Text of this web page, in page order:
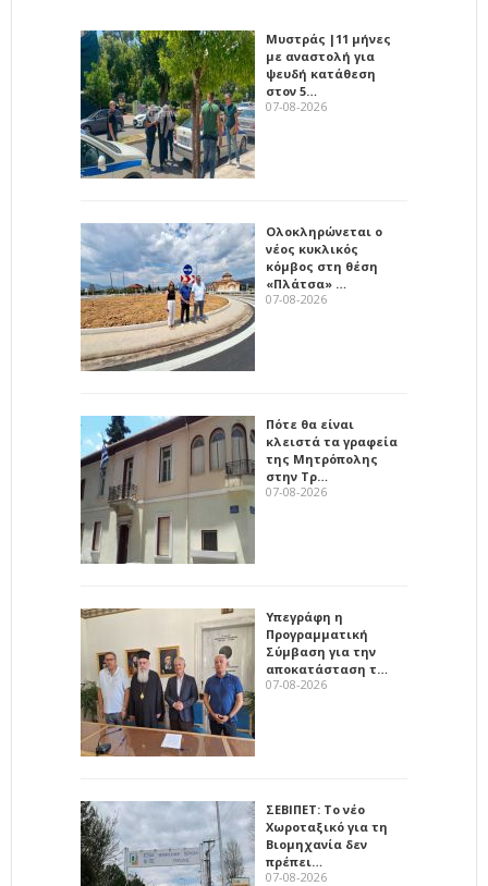
Μυστράς |11 μήνες
με αναστολή για
ψευδή κατάθεση
στον 5…
07-08-2026
Ολοκληρώνεται ο
νέος κυκλικός
κόμβος στη θέση
«Πλάτσα» …
07-08-2026
Πότε θα είναι
κλειστά τα γραφεία
της Μητρόπολης
στην Τρ…
07-08-2026
Υπεγράφη η
Προγραμματική
Σύμβαση για την
αποκατάσταση τ…
07-08-2026
ΣΕΒΙΠΕΤ: Το νέο
Χωροταξικό για τη
Βιομηχανία δεν
πρέπει…
07-08-2026